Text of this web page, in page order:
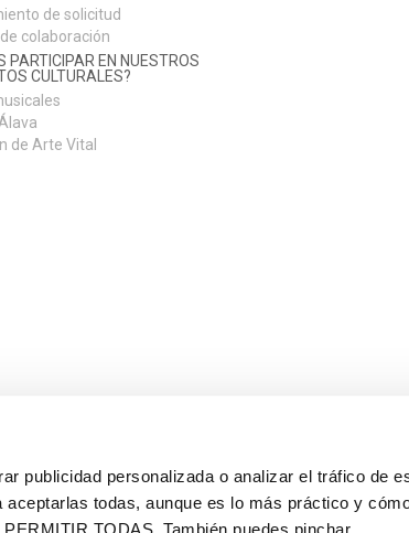
publicidad personalizada o analizar el tráfico de
todas, aunque es lo más práctico y
PERMITIR TODAS . También puedes pinchar
de solicitud
colaboración
PARTICIPAR EN NUESTROS
CULTURALES?
de Arte Vital